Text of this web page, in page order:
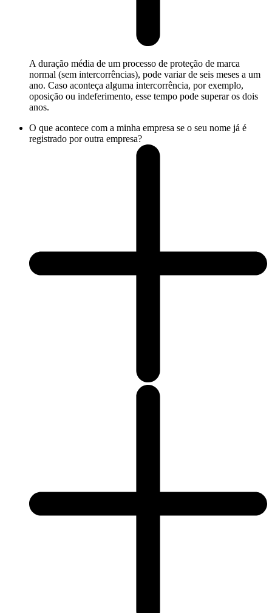
A duração média de um processo de proteção de marca
normal (sem intercorrências), pode variar de seis meses a um
ano. Caso aconteça alguma intercorrência, por exemplo,
oposição ou indeferimento, esse tempo pode superar os dois
anos.
O que acontece com a minha empresa se o seu nome já é
registrado por outra empresa?